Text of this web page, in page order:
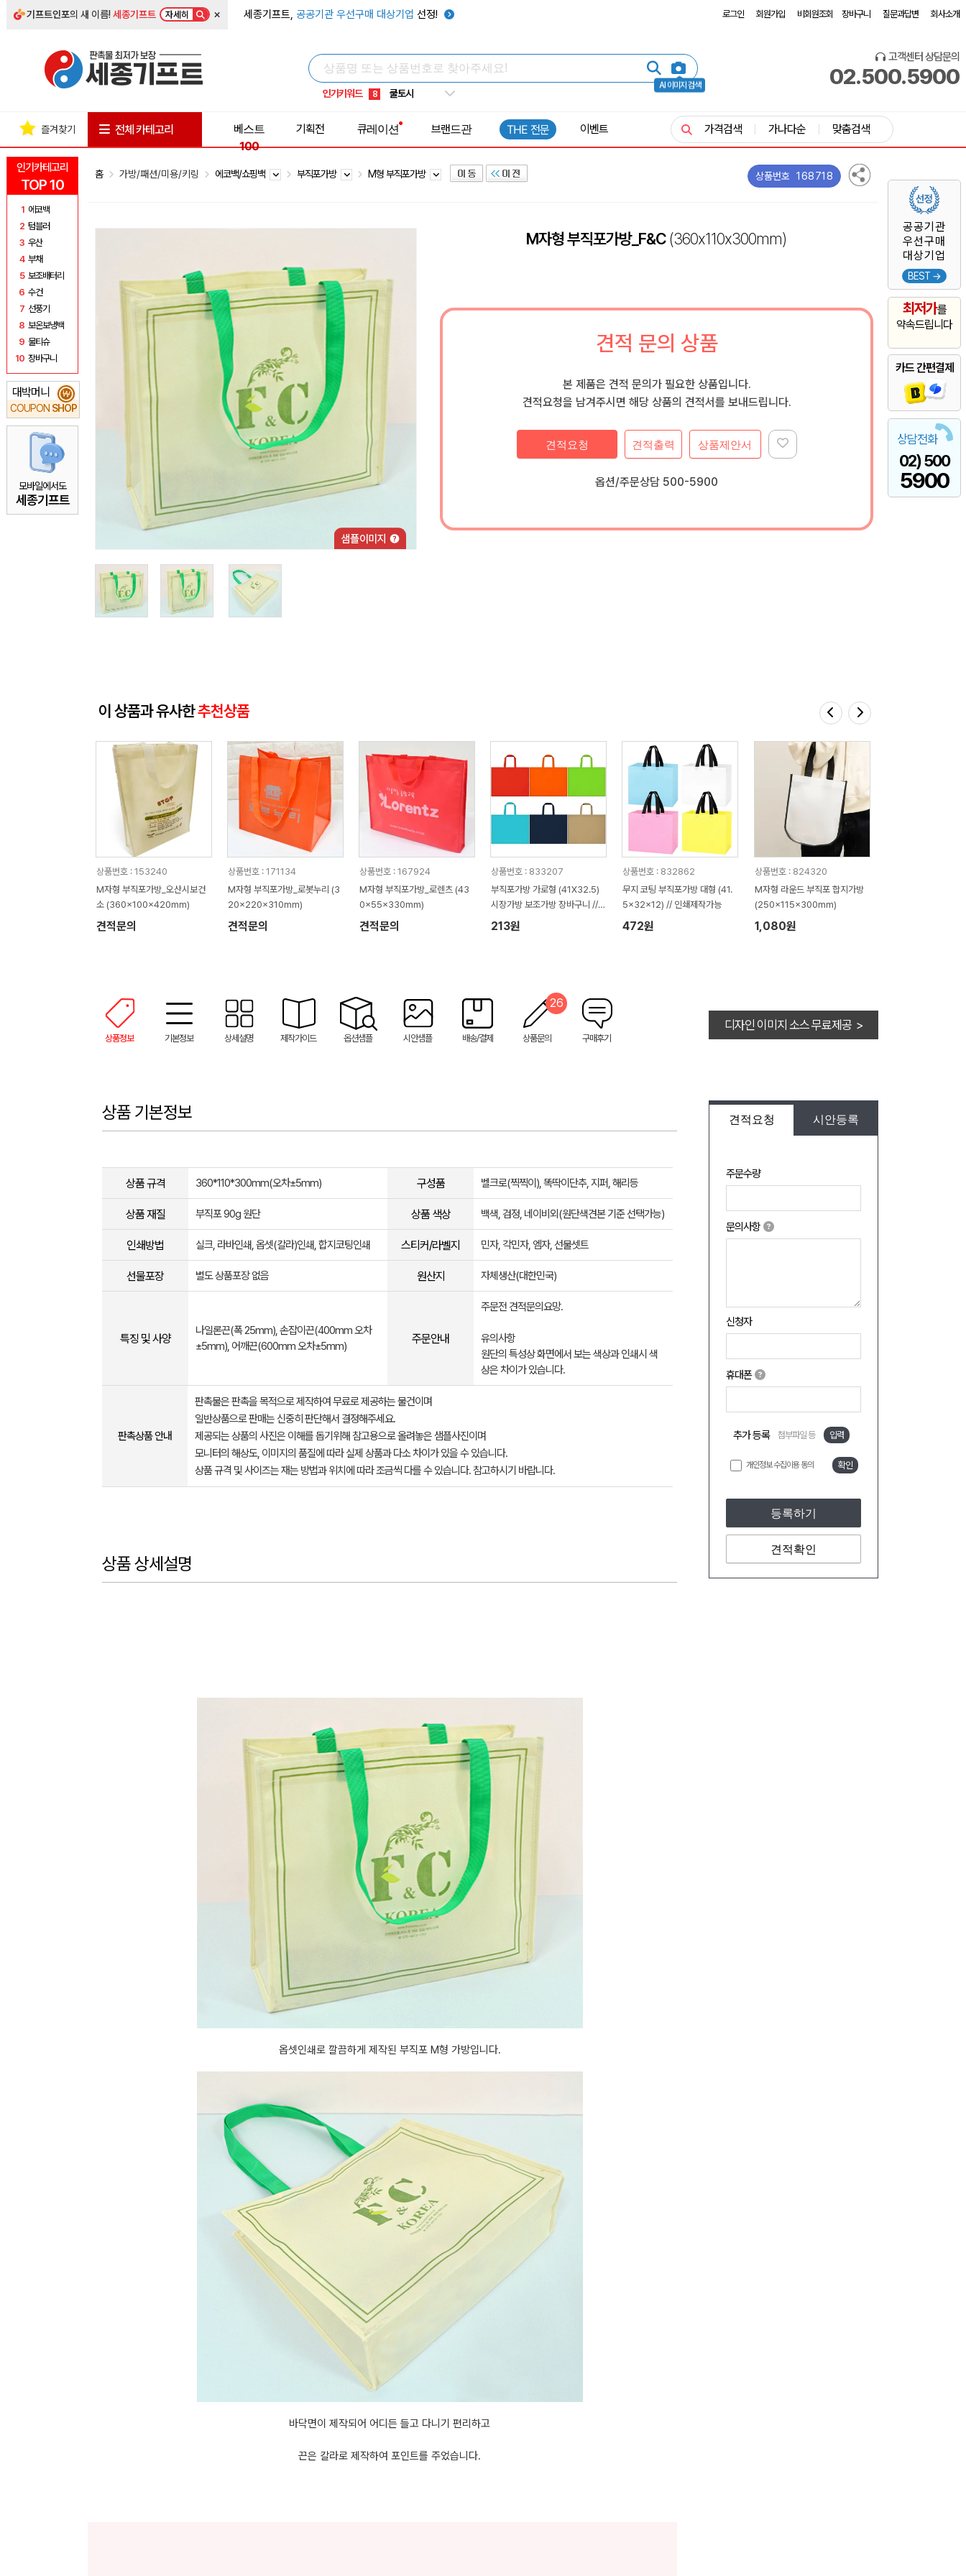
기프트인포의 새 이름!세종기프트 자세히 × 세종기프트, 공공기관 우선구매 대상기업 선정! 로그인 회원가입 비회원조회 장바구니 질문과답변 회사소개
AI 이미지 검색
인기키워드
5 키캡
8 쿨토시
9 넥쿨러
1 선풍기
고객센터 상담문의
02.500.5900
인기카테고리
TOP 10
1 에코백
2 텀블러
3 우산
4 부채
5 보조배터리
6 수건
7 선풍기
8 보온보냉백
9 물티슈
10 장바구니
대박머니
COUPON SHOP
₩
모바일에서도
세종기프트
공공기관
우선구매
대상기업
BEST →
최저가를
약속드립니다
카드 간편결제
상담전화
02) 500
5900
즐겨찾기 전체 카테고리
베스트
100
기획전 큐레이션 브랜드관 THE 전문 이벤트 가격검색 가나다순 맞춤검색
홈 가방/패션/미용/키링 에코백/쇼핑백 부직포가방 M형 부직포가방 상품번호 168718
M자형 부직포가방_F&C(360x110x300mm)
견적 문의 상품
본 제품은 견적 문의가 필요한 상품입니다.
견적요청을 남겨주시면 해당 상품의 견적서를 보내드립니다.
견적요청 상품제안서
견적출력
옵션/주문상담 500-5900
이 상품과 유사한추천상품
상품번호 : 153240
M자형 부직포가방_오산시보건
소 (360x100x420mm)
견적문의
상품번호 : 171134
M자형 부직포가방_로봇누리 (3
20x220x310mm)
견적문의
상품번호 : 167924
M자형 부직포가방_로렌츠 (43
0x55x330mm)
견적문의
상품번호 : 833207
부직포가방 가로형 (41X32.5)
시장가방 보조가방 장바구니 //
인쇄제작가능
213원
상품번호 : 832862
무지 코팅 부직포가방 대형 (41.
5x32x12) // 인쇄제작가능
472원
상품번호 : 824320
M자형 라운드 부직포 합지가방
(250x115x300mm)
1,080원
상품정보 기본정보 상세설명 제작가이드 옵션샘플 시안샘플 배송/결제 상품문의
26
구매후기
디자인 이미지 소스 무료제공 >
견적요청 시안등록
주문수량
문의사항
신청자
휴대폰
추가 등록 첨부파일 등 입력
개인정보 수집이용 동의 확인
등록하기
견적확인
상품 기본정보
상품 규격 360*110*300mm(오차±5mm) 구성품 벨크로(찍찍이), 똑딱이단추, 지퍼, 해리등
상품 재질 부직포 90g 원단 상품 색상 백색, 검정, 네이비외(원단색견본 기준 선택가능)
인쇄방법 실크, 라바인쇄, 옵셋(칼라)인쇄, 합지코팅인쇄 스티커/라벨지 민자, 각민자, 엠자, 선물셋트
선물포장 별도 상품포장 없음 원산지 자체생산(대한민국)
특징 및 사양
나일론끈(폭 25mm), 손잡이끈(400mm 오차
±5mm), 어깨끈(600mm 오차±5mm)
주문안내
주문전 견적문의요망.
유의사항
원단의 특성상 화면에서 보는 색상과 인쇄시 색
상은 차이가 있습니다.
판촉상품 안내
판촉물은 판촉을 목적으로 제작하여 무료로 제공하는 물건이며
일반상품으로 판매는 신중히 판단해서 결정해주세요.
제공되는 상품의 사진은 이해를 돕기위해 참고용으로 올려놓은 샘플사진이며
모니터의 해상도, 이미지의 품질에 따라 실제 상품과 다소 차이가 있을 수 있습니다.
상품 규격 및 사이즈는 재는 방법과 위치에 따라 조금씩 다를 수 있습니다. 참고하시기 바랍니다.
상품 상세설명
옵셋인쇄로 깔끔하게 제작된 부직포 M형 가방입니다.
바닥면이 제작되어 어디든 들고 다니기 편리하고
끈은 칼라로 제작하여 포인트를 주었습니다.